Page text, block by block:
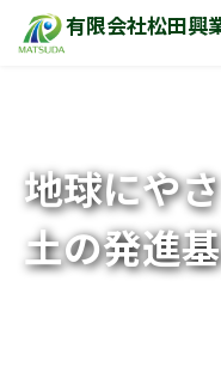
有限会社松田興
地球にや
土の発進